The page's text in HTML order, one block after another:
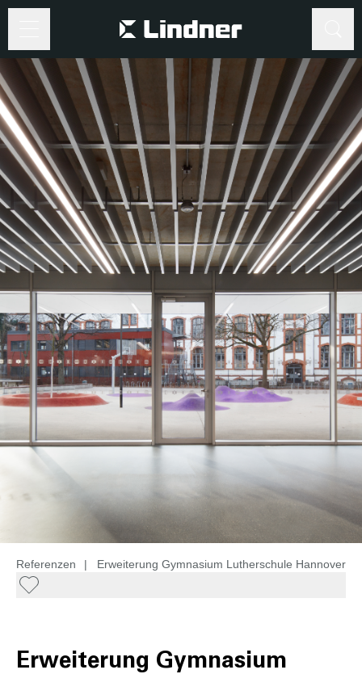
Suche
Suche
Referenzen | Erweiterung Gymnasium Lutherschule Hannover
Erweiterung Gymnasium